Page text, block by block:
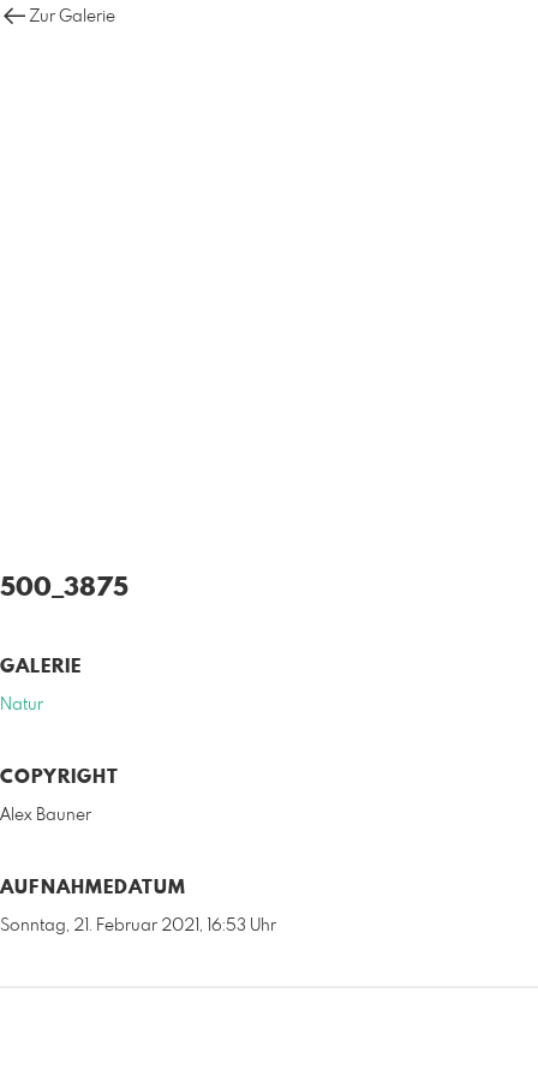
Zur Galerie
500_3875
GALERIE
Natur
COPYRIGHT
Alex Bauner
AUFNAHMEDATUM
Sonntag, 21. Februar 2021, 16:53 Uhr